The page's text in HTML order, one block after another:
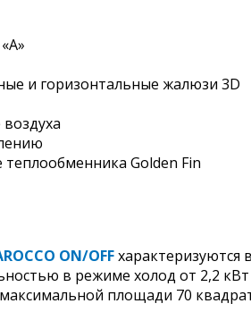
и горизонтальные жалюзи 3D
Golden Fin
ON/OFFхарактеризуются
в режиме холод от 2,2
площади 70